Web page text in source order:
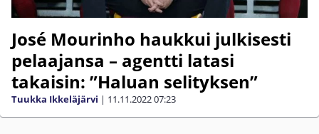
José Mourinho haukkui julkisesti
pelaajansa – agentti latasi
takaisin: ”Haluan selityksen”
Tuukka Ikkeläjärvi | 11.11.202207:23